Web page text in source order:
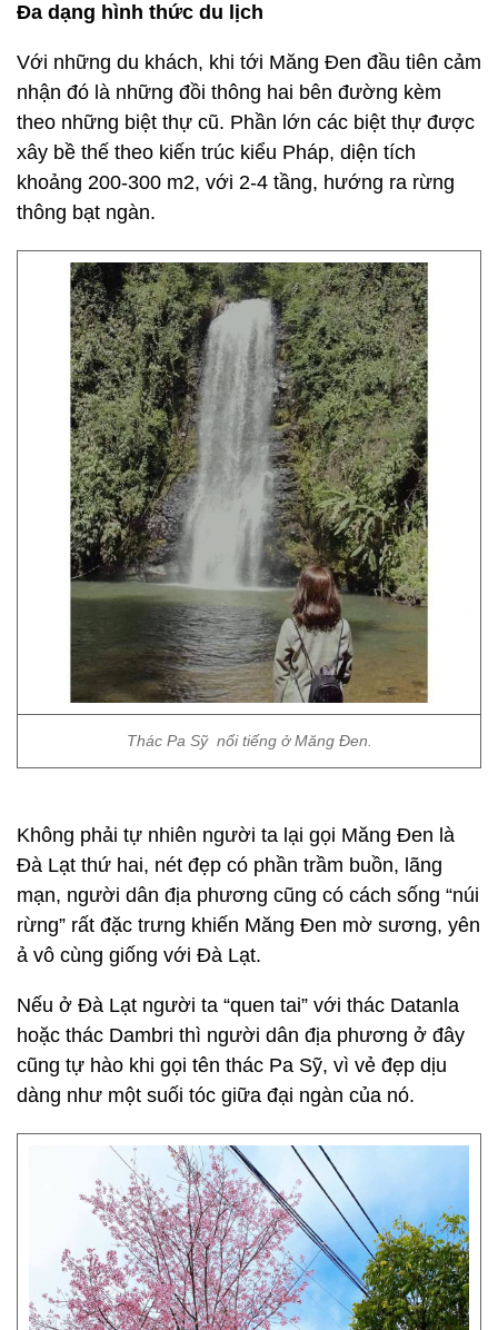
Đa dạng hình thức du lịch
Với những du khách, khi tới Măng Đen đầu tiên cảm
nhận đó là những đồi thông hai bên đường kèm
theo những biệt thự cũ. Phần lớn các biệt thự được
xây bề thế theo kiến trúc kiểu Pháp, diện tích
khoảng 200-300 m2, với 2-4 tầng, hướng ra rừng
thông bạt ngàn.
Thác Pa Sỹ nổi tiếng ở Măng Đen.
Không phải tự nhiên người ta lại gọi Măng Đen là
Đà Lạt thứ hai, nét đẹp có phần trầm buồn, lãng
mạn, người dân địa phương cũng có cách sống “núi
rừng” rất đặc trưng khiến Măng Đen mờ sương, yên
ả vô cùng giống với Đà Lạt.
Nếu ở Đà Lạt người ta “quen tai” với thác Datanla
hoặc thác Dambri thì người dân địa phương ở đây
cũng tự hào khi gọi tên thác Pa Sỹ, vì vẻ đẹp dịu
dàng như một suối tóc giữa đại ngàn của nó.